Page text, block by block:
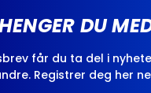
DU
får du ta del i
Registrer deg her